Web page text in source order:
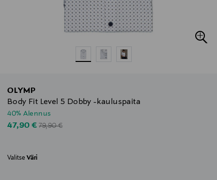
OLYMP
Body Fit Level 5 Dobby -kauluspaita
40% Alennus
Discounted Price
47,90 €Original Price
79,90 €
Valitse Väri